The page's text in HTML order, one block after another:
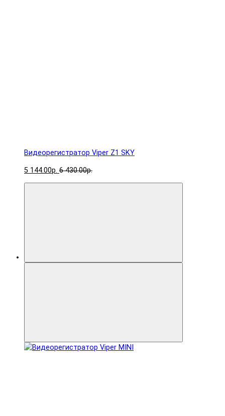
Видеорегистратор Viper Z1 SKY
5 144.00р. 6 430.00р.